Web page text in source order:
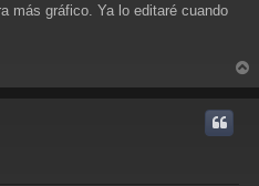
más gráfico. Ya lo editaré cuando
r